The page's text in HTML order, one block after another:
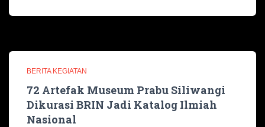
BERITA KEGIATAN
72 Artefak Museum Prabu Siliwangi
Dikurasi BRIN Jadi Katalog Ilmiah
Nasional